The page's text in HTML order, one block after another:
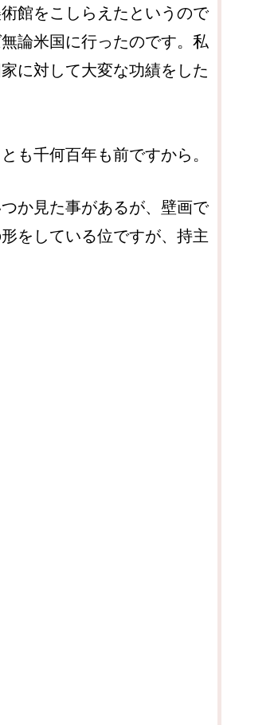
館をこしらえたというので
論米国に行ったのです。私
に対して大変な功績をした
も千何百年も前ですから。
か見た事があるが、壁画で
をしている位ですが、持主